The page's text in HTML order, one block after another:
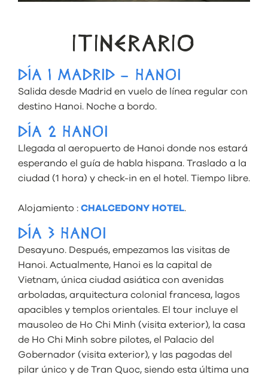
ITINERARIO
DÍA 1 MADRID – HANOI
Salida desde Madrid en vuelo de línea regular con
destino Hanoi. Noche a bordo.
DÍA 2 HANOI
Llegada al aeropuerto de Hanoi donde nos estará
esperando el guía de habla hispana. Traslado a la
ciudad (1 hora) y check-in en el hotel. Tiempo libre.
Alojamiento : CHALCEDONY HOTEL.
DÍA 3 HANOI
Desayuno. Después, empezamos las visitas de
Hanoi. Actualmente, Hanoi es la capital de
Vietnam, única ciudad asiática con avenidas
arboladas, arquitectura colonial francesa, lagos
apacibles y templos orientales. El tour incluye el
mausoleo de Ho Chi Minh (visita exterior), la casa
de Ho Chi Minh sobre pilotes, el Palacio del
Gobernador (visita exterior), y las pagodas del
pilar único y de Tran Quoc, siendo esta última una